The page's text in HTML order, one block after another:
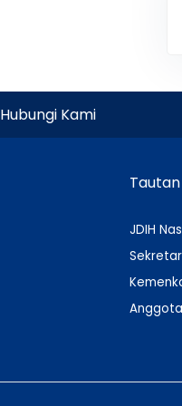
Hubungi Kami
JDIH